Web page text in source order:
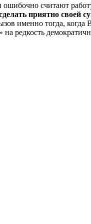
считают
приятно своей
именно тогда,
редкость